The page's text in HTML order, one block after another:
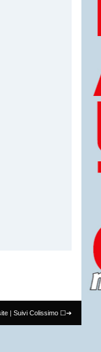
Suivi Colissimo